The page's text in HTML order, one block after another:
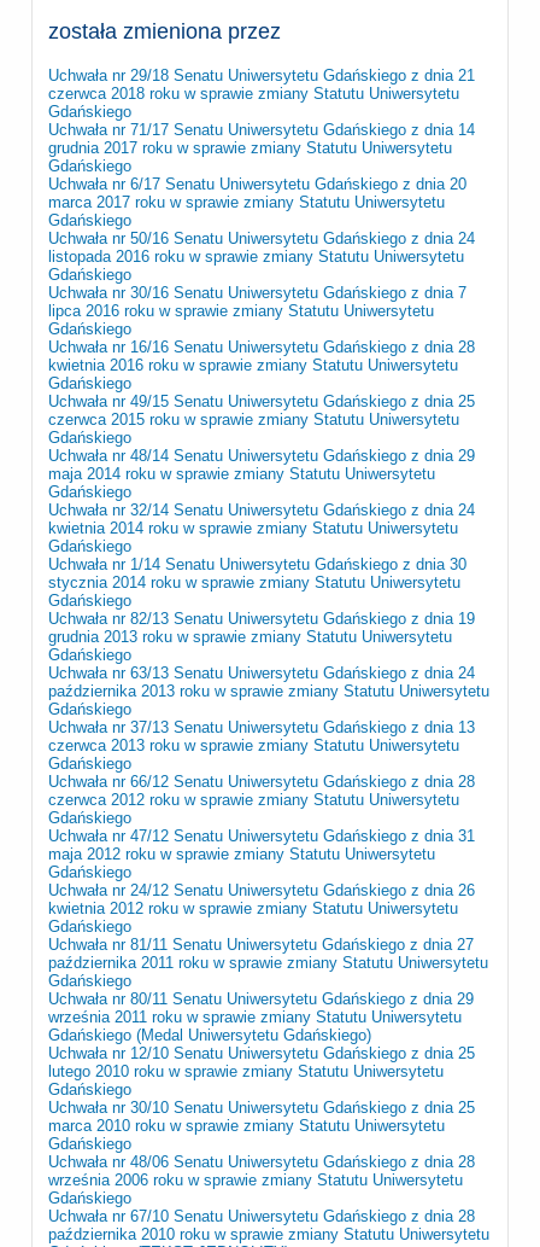
została zmieniona przez
Uchwała nr 29/18 Senatu Uniwersytetu Gdańskiego z dnia 21
czerwca 2018 roku w sprawie zmiany Statutu Uniwersytetu
Gdańskiego
Uchwała nr 71/17 Senatu Uniwersytetu Gdańskiego z dnia 14
grudnia 2017 roku w sprawie zmiany Statutu Uniwersytetu
Gdańskiego
Uchwała nr 6/17 Senatu Uniwersytetu Gdańskiego z dnia 20
marca 2017 roku w sprawie zmiany Statutu Uniwersytetu
Gdańskiego
Uchwała nr 50/16 Senatu Uniwersytetu Gdańskiego z dnia 24
listopada 2016 roku w sprawie zmiany Statutu Uniwersytetu
Gdańskiego
Uchwała nr 30/16 Senatu Uniwersytetu Gdańskiego z dnia 7
lipca 2016 roku w sprawie zmiany Statutu Uniwersytetu
Gdańskiego
Uchwała nr 16/16 Senatu Uniwersytetu Gdańskiego z dnia 28
kwietnia 2016 roku w sprawie zmiany Statutu Uniwersytetu
Gdańskiego
Uchwała nr 49/15 Senatu Uniwersytetu Gdańskiego z dnia 25
czerwca 2015 roku w sprawie zmiany Statutu Uniwersytetu
Gdańskiego
Uchwała nr 48/14 Senatu Uniwersytetu Gdańskiego z dnia 29
maja 2014 roku w sprawie zmiany Statutu Uniwersytetu
Gdańskiego
Uchwała nr 32/14 Senatu Uniwersytetu Gdańskiego z dnia 24
kwietnia 2014 roku w sprawie zmiany Statutu Uniwersytetu
Gdańskiego
Uchwała nr 1/14 Senatu Uniwersytetu Gdańskiego z dnia 30
stycznia 2014 roku w sprawie zmiany Statutu Uniwersytetu
Gdańskiego
Uchwała nr 82/13 Senatu Uniwersytetu Gdańskiego z dnia 19
grudnia 2013 roku w sprawie zmiany Statutu Uniwersytetu
Gdańskiego
Uchwała nr 63/13 Senatu Uniwersytetu Gdańskiego z dnia 24
października 2013 roku w sprawie zmiany Statutu Uniwersytetu
Gdańskiego
Uchwała nr 37/13 Senatu Uniwersytetu Gdańskiego z dnia 13
czerwca 2013 roku w sprawie zmiany Statutu Uniwersytetu
Gdańskiego
Uchwała nr 66/12 Senatu Uniwersytetu Gdańskiego z dnia 28
czerwca 2012 roku w sprawie zmiany Statutu Uniwersytetu
Gdańskiego
Uchwała nr 47/12 Senatu Uniwersytetu Gdańskiego z dnia 31
maja 2012 roku w sprawie zmiany Statutu Uniwersytetu
Gdańskiego
Uchwała nr 24/12 Senatu Uniwersytetu Gdańskiego z dnia 26
kwietnia 2012 roku w sprawie zmiany Statutu Uniwersytetu
Gdańskiego
Uchwała nr 81/11 Senatu Uniwersytetu Gdańskiego z dnia 27
października 2011 roku w sprawie zmiany Statutu Uniwersytetu
Gdańskiego
Uchwała nr 80/11 Senatu Uniwersytetu Gdańskiego z dnia 29
września 2011 roku w sprawie zmiany Statutu Uniwersytetu
Gdańskiego (Medal Uniwersytetu Gdańskiego)
Uchwała nr 12/10 Senatu Uniwersytetu Gdańskiego z dnia 25
lutego 2010 roku w sprawie zmiany Statutu Uniwersytetu
Gdańskiego
Uchwała nr 30/10 Senatu Uniwersytetu Gdańskiego z dnia 25
marca 2010 roku w sprawie zmiany Statutu Uniwersytetu
Gdańskiego
Uchwała nr 48/06 Senatu Uniwersytetu Gdańskiego z dnia 28
września 2006 roku w sprawie zmiany Statutu Uniwersytetu
Gdańskiego
Uchwała nr 67/10 Senatu Uniwersytetu Gdańskiego z dnia 28
października 2010 roku w sprawie zmiany Statutu Uniwersytetu